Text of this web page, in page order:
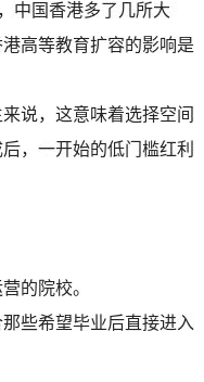
中国香港多了几所大
高等教育扩容的影响是
说，这意味着选择空间
，一开始的低门槛红利
的院校。
些希望毕业后直接进入